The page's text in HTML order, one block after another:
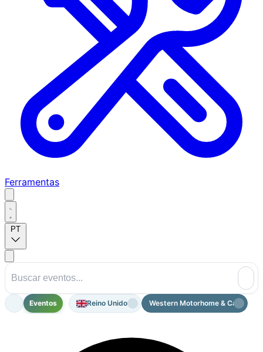
Ferramentas
PT
Eventos Reino Unido Western Motorhome &